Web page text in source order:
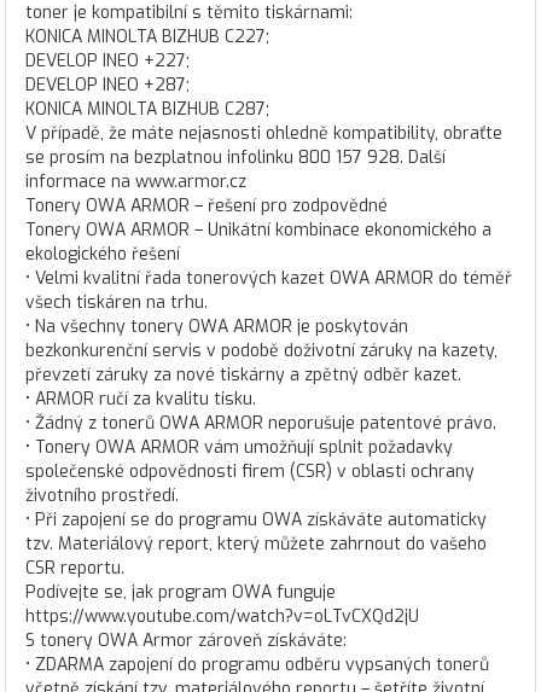
toner je kompatibilní s těmito tiskárnami:
KONICA MINOLTA BIZHUB C227;
DEVELOP INEO +227;
DEVELOP INEO +287;
KONICA MINOLTA BIZHUB C287;
V případě, že máte nejasnosti ohledně kompatibility, obraťte
se prosím na bezplatnou infolinku 800 157 928. Další
informace na www.armor.cz
Tonery OWA ARMOR – řešení pro zodpovědné
Tonery OWA ARMOR – Unikátní kombinace ekonomického a
ekologického řešení
• Velmi kvalitní řada tonerových kazet OWA ARMOR do téměř
všech tiskáren na trhu.
• Na všechny tonery OWA ARMOR je poskytován
bezkonkurenční servis v podobě doživotní záruky na kazety,
převzetí záruky za nové tiskárny a zpětný odběr kazet.
• ARMOR ručí za kvalitu tisku.
• Žádný z tonerů OWA ARMOR neporušuje patentové právo.
• Tonery OWA ARMOR vám umožňují splnit požadavky
společenské odpovědnosti firem (CSR) v oblasti ochrany
životního prostředí.
• Při zapojení se do programu OWA získáváte automaticky
tzv. Materiálový report, který můžete zahrnout do vašeho
CSR reportu.
Podívejte se, jak program OWA funguje
https://www.youtube.com/watch?v=oLTvCXQd2jU
S tonery OWA Armor zároveň získáváte:
• ZDARMA zapojení do programu odběru vypsaných tonerů